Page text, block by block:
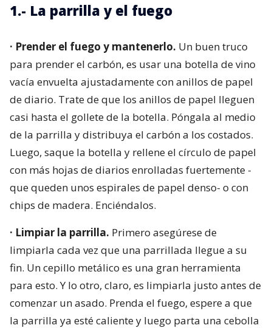
1.- La parrilla y el fuego
· Prender el fuego y mantenerlo. Un buen truco
para prender el carbón, es usar una botella de vino
vacía envuelta ajustadamente con anillos de papel
de diario. Trate de que los anillos de papel lleguen
casi hasta el gollete de la botella. Póngala al medio
de la parrilla y distribuya el carbón a los costados.
Luego, saque la botella y rellene el círculo de papel
con más hojas de diarios enrolladas fuertemente -
que queden unos espirales de papel denso- o con
chips de madera. Enciéndalos.
· Limpiar la parrilla. Primero asegúrese de
limpiarla cada vez que una parrillada llegue a su
fin. Un cepillo metálico es una gran herramienta
para esto. Y lo otro, claro, es limpiarla justo antes de
comenzar un asado. Prenda el fuego, espere a que
la parrilla ya esté caliente y luego parta una cebolla